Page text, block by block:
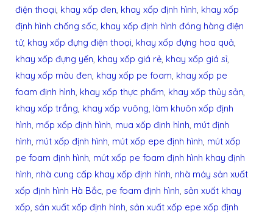
điện thoại, khay xốp đen, khay xốp định hình, khay xốp
định hình chống sốc, khay xốp định hình đóng hàng điện
tử, khay xốp đựng điện thoại, khay xốp đựng hoa quả,
khay xốp đựng yến, khay xốp giá rẻ, khay xốp giá sỉ,
khay xốp màu đen, khay xốp pe foam, khay xốp pe
foam định hình, khay xốp thực phẩm, khay xốp thủy sản,
khay xốp trắng, khay xốp vuông, làm khuôn xốp định
hình, mốp xốp định hình, mua xốp định hình, mút định
hình, mút xốp định hình, mút xốp epe định hình, mút xốp
pe foam định hình, mút xốp pe foam định hình khay định
hình, nhà cung cấp khay xốp định hình, nhà máy sản xuất
xốp định hình Hà Bắc, pe foam định hình,sản xuất khay
xốp,sản xuất xốp định hình,sản xuất xốp epe xốp định